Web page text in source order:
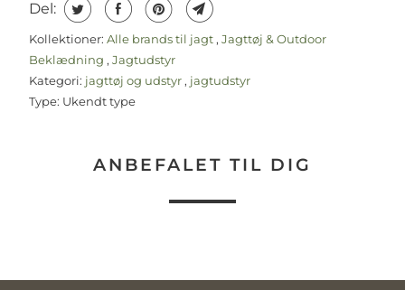
Del:
Kollektioner: Alle brands til jagt, Jagttøj & Outdoor
Beklædning , Jagtudstyr
Kategori: jagttøj og udstyr, jagtudstyr
Type: Ukendt type
ANBEFALET TIL DIG